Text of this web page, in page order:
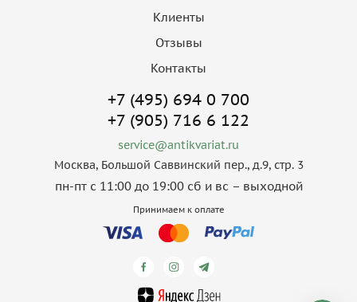
Клиенты
Отзывы
Контакты
+7 (495) 694 0 700
+7 (905) 716 6 122
service@antikvariat.ru
Москва, Большой Саввинский пер., д.9, стр. 3
пн-пт с 11:00 до 19:00 сб и вс – выходной
Принимаем к оплате